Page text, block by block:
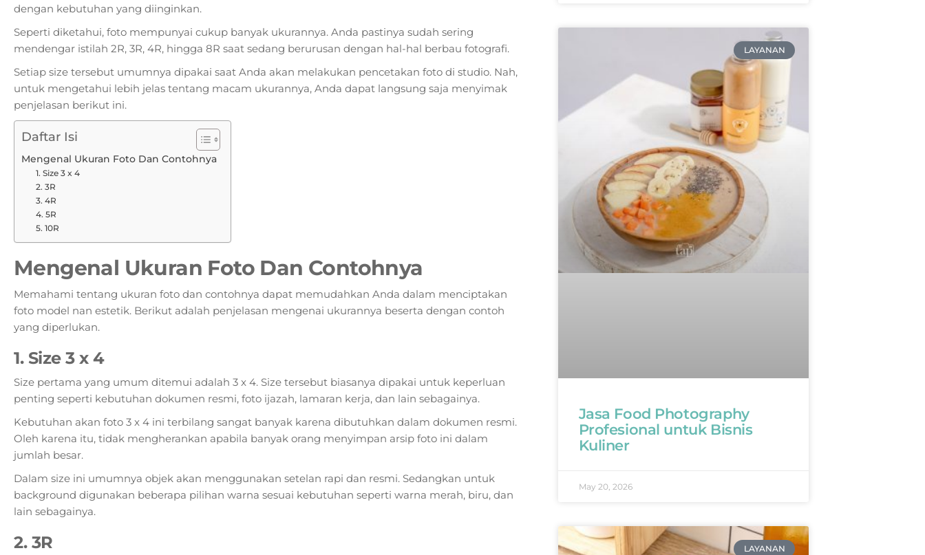
dengan kebutuhan yang diinginkan.
Seperti diketahui, foto mempunyai cukup banyak ukurannya. Anda pastinya sudah sering
mendengar istilah 2R, 3R, 4R, hingga 8R saat sedang berurusan dengan hal-hal berbau fotografi.
Setiap size tersebut umumnya dipakai saat Anda akan melakukan pencetakan foto di studio. Nah,
untuk mengetahui lebih jelas tentang macam ukurannya, Anda dapat langsung saja menyimak
penjelasan berikut ini.
Daftar Isi
Mengenal Ukuran Foto Dan Contohnya
1. Size 3 x 4
2. 3R
3. 4R
4. 5R
5. 10R
Mengenal Ukuran Foto Dan Contohnya
Memahami tentang ukuran foto dan contohnya dapat memudahkan Anda dalam menciptakan
foto model nan estetik. Berikut adalah penjelasan mengenai ukurannya beserta dengan contoh
yang diperlukan.
1. Size 3 x 4
Size pertama yang umum ditemui adalah 3 x 4. Size tersebut biasanya dipakai untuk keperluan
penting seperti kebutuhan dokumen resmi, foto ijazah, lamaran kerja, dan lain sebagainya.
Kebutuhan akan foto 3 x 4 ini terbilang sangat banyak karena dibutuhkan dalam dokumen resmi.
Oleh karena itu, tidak mengherankan apabila banyak orang menyimpan arsip foto ini dalam
jumlah besar.
Dalam size ini umumnya objek akan menggunakan setelan rapi dan resmi. Sedangkan untuk
background digunakan beberapa pilihan warna sesuai kebutuhan seperti warna merah, biru, dan
lain sebagainya.
2. 3R
LAYANAN
Jasa Food Photography
Profesional untuk Bisnis
Kuliner
May 20, 2026
LAYANAN